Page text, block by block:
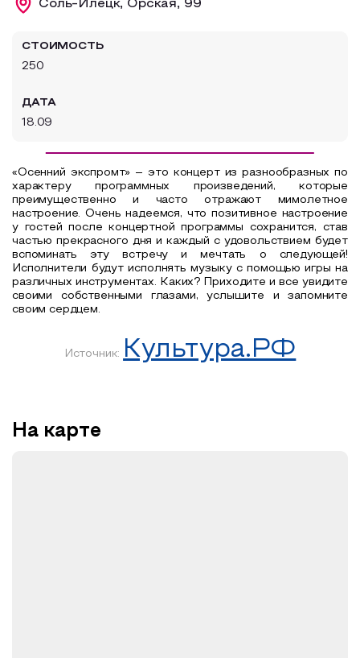
Аттестованные экскурсоводы
Все маршруты
Соль-Илецк, Орская, 99
СТОИМОСТЬ
250
ДАТА
18.09
«Осенний экспромт» – это концерт из разнообразных по
характеру программных произведений, которые
преимущественно и часто отражают мимолетное
настроение. Очень надеемся, что позитивное настроение
у гостей после концертной программы сохранится, став
частью прекрасного дня и каждый с удовольствием будет
вспоминать эту встречу и мечтать о следующей!
Исполнители будут исполнять музыку с помощью игры на
различных инструментах. Каких? Приходите и все увидите
своими собственными глазами, услышите и запомните
своим сердцем.
Источник: Культура.РФ
На карте